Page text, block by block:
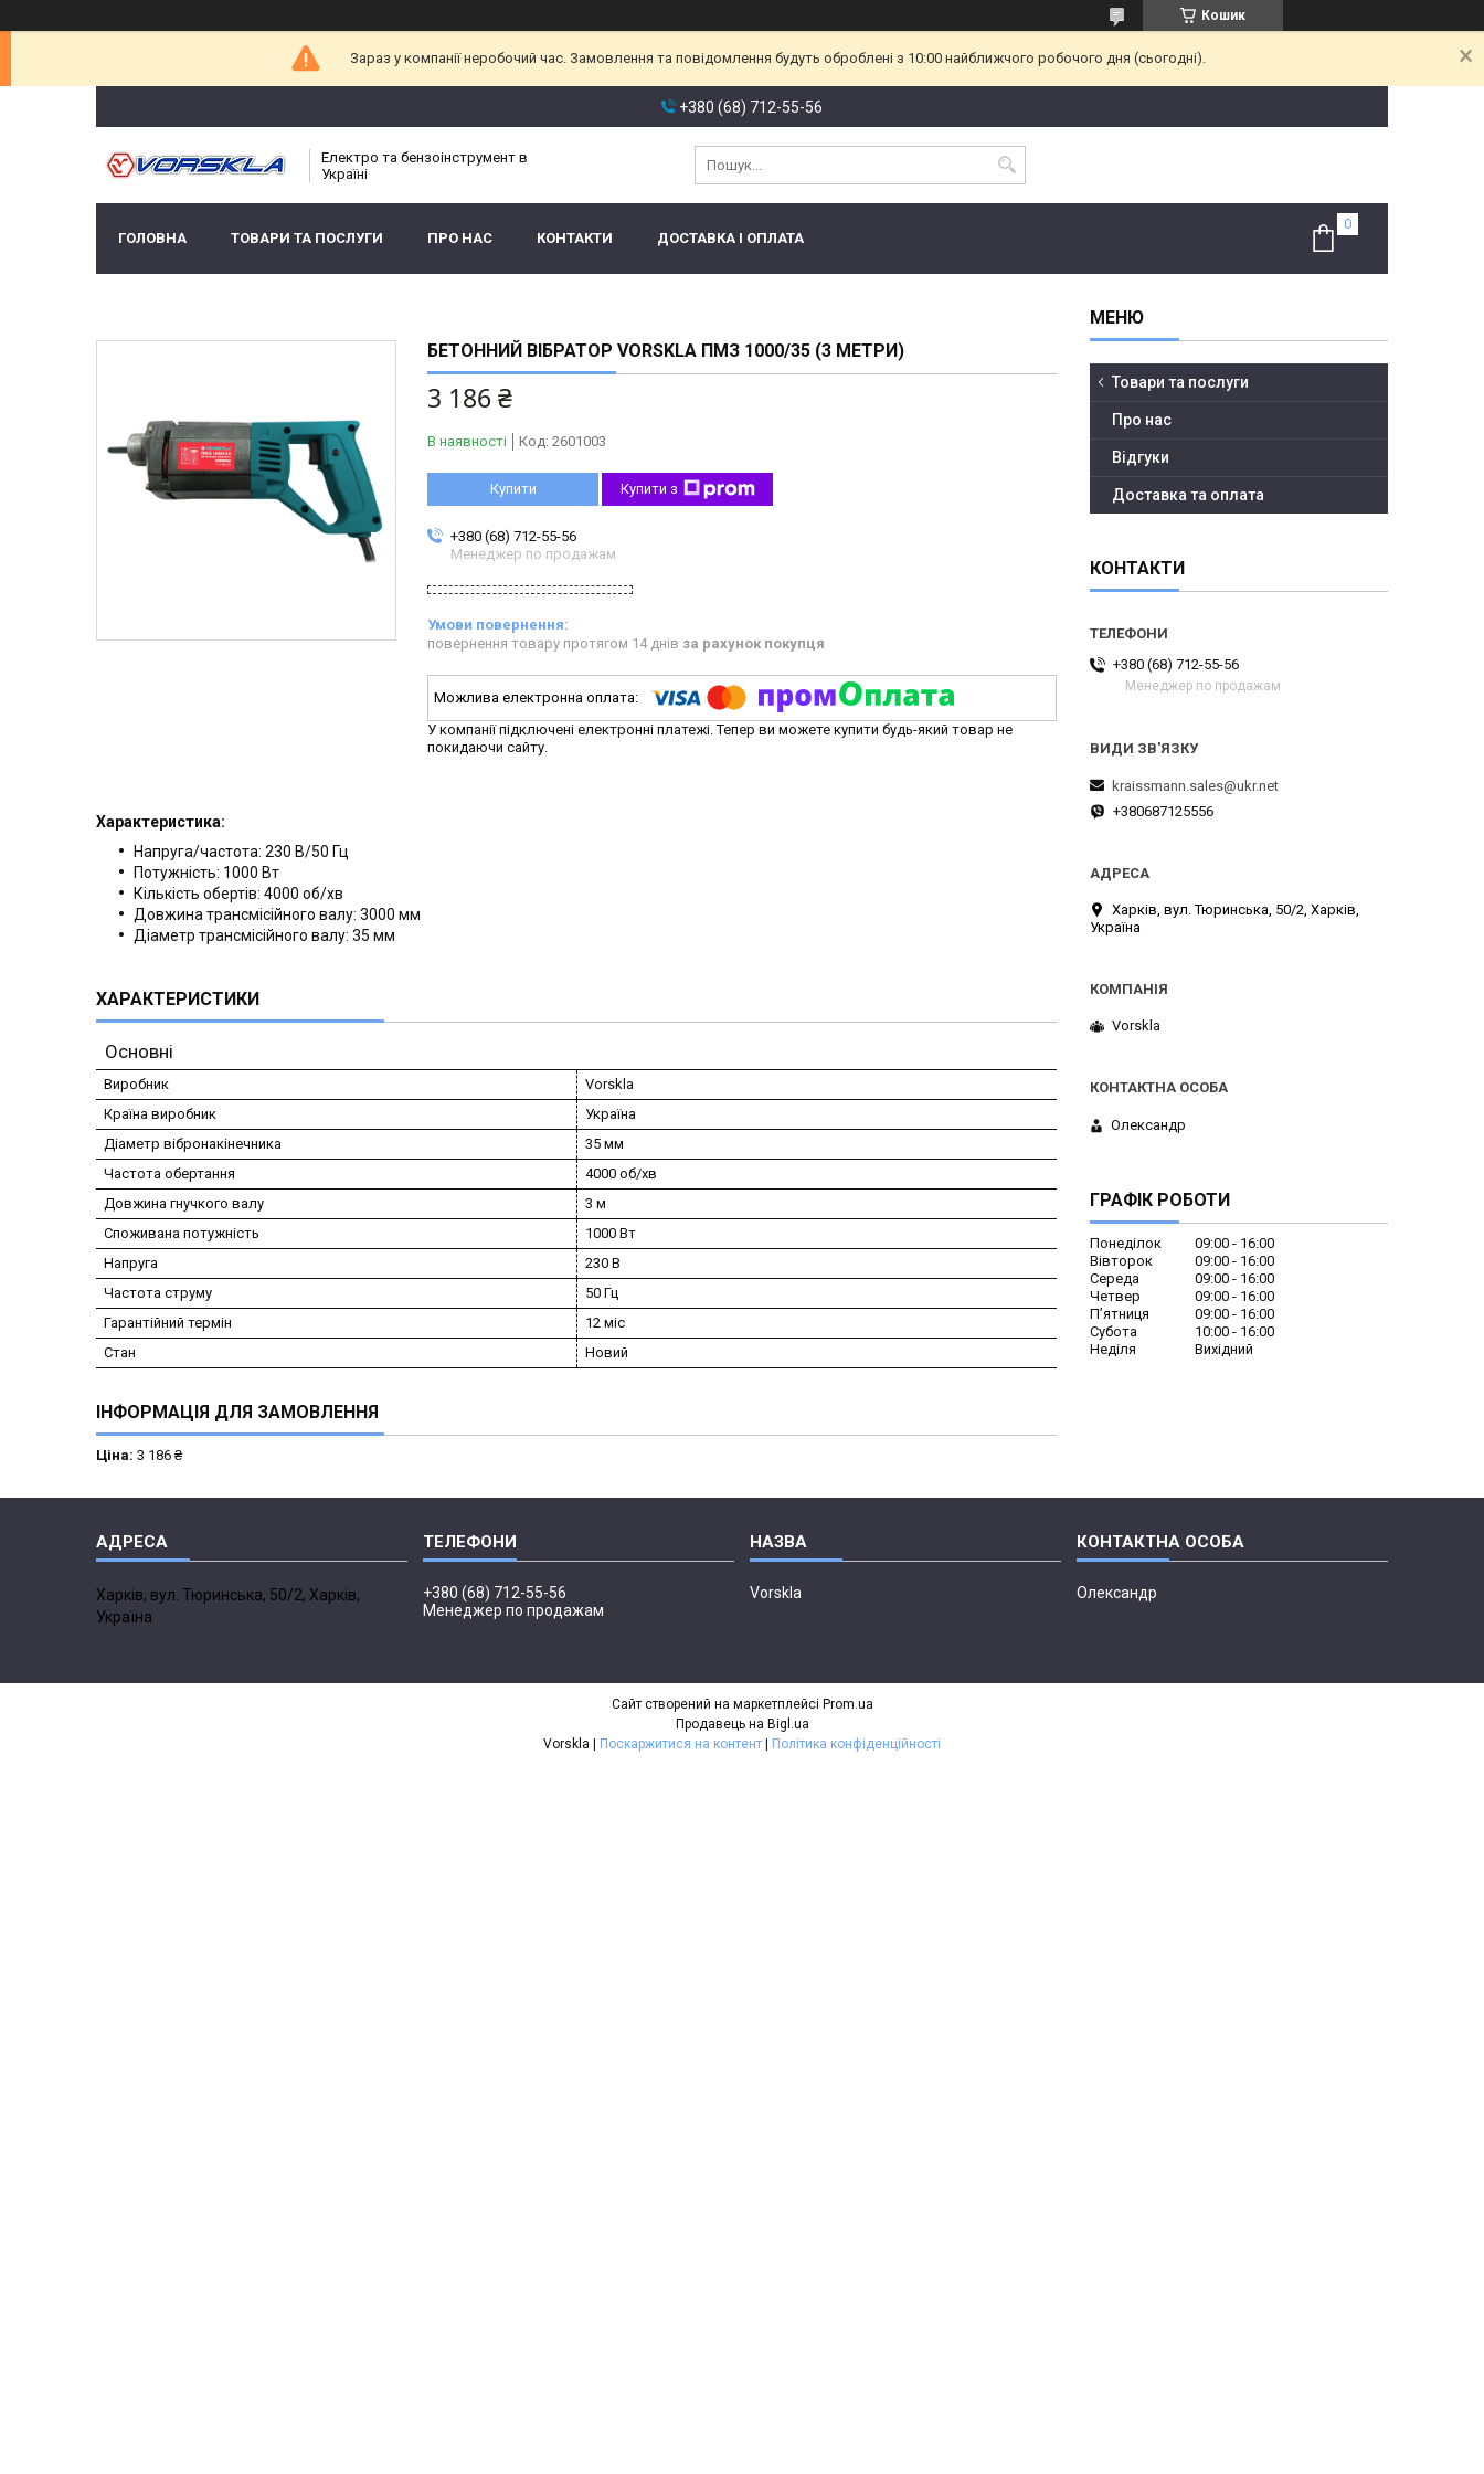
Кошик
Зараз у компанії неробочий час. Замовлення та повідомлення будуть оброблені з 10:00 найближчого робочого дня (сьогодні).
+380 (68) 712-55-56
Електро та бензоінструмент в
Україні
ГОЛОВНА ТОВАРИ ТА ПОСЛУГИ ПРО НАС КОНТАКТИ ДОСТАВКА І ОПЛАТА
БЕТОННИЙ ВІБРАТОР VORSKLA ПМЗ 1000/35 (3 МЕТРИ)
3 186 ₴
В наявності Код: 2601003
Купити Купити з
+380 (68) 712-55-56
Менеджер по продажам
повернення товару протягом 14 днів за рахунок покупця
У компанії підключені електронні платежі. Тепер ви можете купити будь-який товар не
покидаючи сайту.
Характеристика:
Напруга/частота: 230 В/50 Гц
Потужність: 1000 Вт
Кількість обертів: 4000 об/хв
Довжина трансмісійного валу: 3000 мм
Діаметр трансмісійного валу: 35 мм
ХАРАКТЕРИСТИКИ
Основні
Виробник
Vorskla
Країна виробник
Україна
Діаметр вібронакінечника
35 мм
Частота обертання
4000 об/хв
Довжина гнучкого валу
3 м
Споживана потужність
1000 Вт
Напруга
230 В
Частота струму
50 Гц
Гарантійний термін
12 міс
Стан
Новий
ІНФОРМАЦІЯ ДЛЯ ЗАМОВЛЕННЯ
Ціна: 3 186 ₴
Товари та послуги
Про нас
Відгуки
Доставка та оплата
КОНТАКТИ
+380 (68) 712-55-56
Менеджер по продажам
kraissmann.sales@ukr.net
+380687125556
Харків, вул. Тюринська, 50/2, Харків,
Україна
Vorskla
Олександр
ГРАФІК РОБОТИ
Понеділок 09:00
16:00
Вівторок
09:00
16:00
Середа
09:00
16:00
Четвер
09:00
16:00
Пʼятниця
09:00
16:00
Субота
10:00
16:00
Неділя
Вихідний
Харків, вул. Тюринська, 50/2, Харків,
Україна
+380 (68) 712-55-56
Менеджер по продажам
Vorskla Олександр
Сайт створений на маркетплейсі Prom.ua
Продавець на Bigl.ua
Поскаржитися на контент Політика конфіденційності